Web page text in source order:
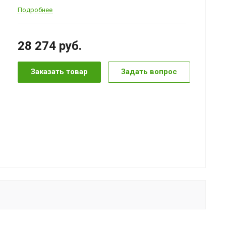
Подробнее
28 274 руб.
Заказать товар Задать вопрос